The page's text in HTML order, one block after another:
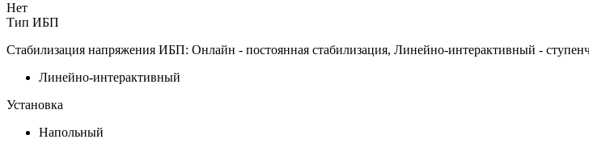
Нет
Тип ИБП
Стабилизация напряжения ИБП: Онлайн - постоянная стабилизация, Линейно-интерактивный -
Линейно-интерактивный
Установка
Напольный